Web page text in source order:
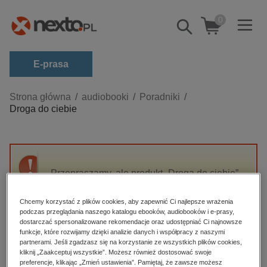
Pokaż/schowaj
wyszukiwarkę
0
E-prasa
Kategorie
Zobacz wszystkie E-prasa
budownictwo, aranżacja wnętrz
darmowe wydania
edukacja
hobby, sport, rozrywka
komputery, internet, technologie, informatyka
Strona główna audiobooki
Poradniki
Droga do ciebie
Przepraszamy, ale produkt „Droga do ciebie”
High-contrast mode
Polecane
Chcemy korzystać z plików cookies, aby zapewnić Ci najlepsze wrażenia
podczas przeglądania naszego katalogu ebooków, audiobooków i e-prasy,
dostarczać spersonalizowane rekomendacje oraz udostępniać Ci najnowsze
funkcje, które rozwijamy dzięki analizie danych i współpracy z naszymi
partnerami. Jeśli zgadzasz się na korzystanie ze wszystkich plików cookies,
kliknij „Zaakceptuj wszystkie”. Możesz również dostosować swoje
preferencje, klikając „Zmień ustawienia”. Pamiętaj, że zawsze możesz